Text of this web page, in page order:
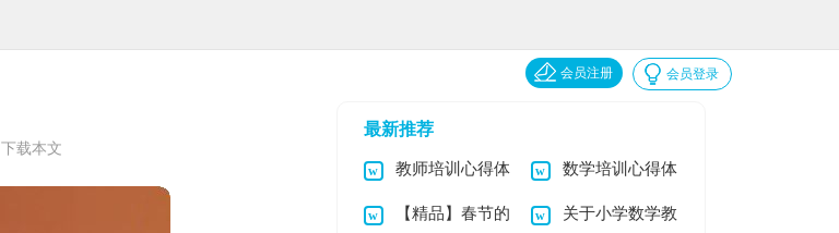
会员登录
会员注册
下载本文
最新推荐
教师培训心得体
会范文 15篇
数学培训心得体
会
【精品】春节的 关于小学数学教